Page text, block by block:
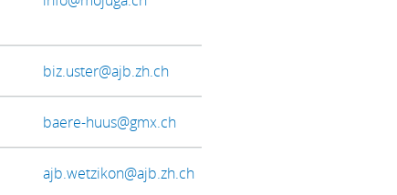
biz.uster@ajb.zh.ch
baere-huus@gmx.ch
ajb.wetzikon@ajb.zh.ch